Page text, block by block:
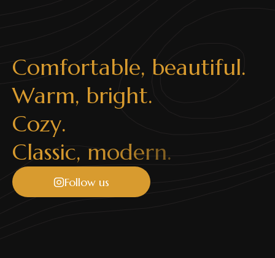
Comfortable, beautiful.
Warm, bright.
Cozy.
Classic, modern.
Follow us